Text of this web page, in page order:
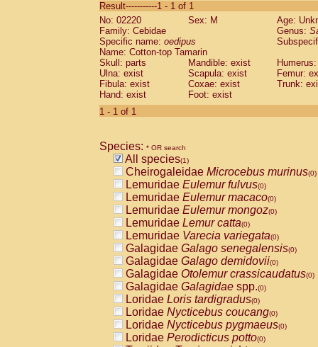
CebidaeSaguinus labiatus(0)
Cebidae Saguinus leucopus (0)
Cebidae
CebidaeSaguinus mystax
Cebidae Saguinus nigricollis (0)
Cebidae Saguinus oedipus
Cebidae Saguinus weddelli
Cebidae Saguinusspp.
Cebidae
CebidaeCebus capucinus
CebidaeCebus nigrivittatus
CebidaeCebus spp.(0)
CebidaeSaimiri boliviensis(0)
CebidaeSaimiri sciureus(0)
AtelidaeAlouatta caraya(0)
AtelidaeAlouatta fusca(0)
AtelidaeAlouatta seniculus(0)
AtelidaeAlouattaspp.(0)
AtelidaeAteles belzebuth(0)
AtelidaeAteles geoffroyi(0)
AtelidaeAteles paniscus(0)
AtelidaeAtelesspp.(0)
AtelidaeLagothrix lagothricha(0)
AtelidaeLagothrix lagothricha cana
PitheciidaeCacajao calvus
Result-----------1 - 1 of 1
No: 02220
Sex: M
Age:
Family: Cebidae
Genus:
Specific name: oedipus
Name: Cotton-top Tamarin
Skull: parts
Mandible: exist
Ulna: exist
Scapula: exist
Femur:
Fibula: exist
Coxae: exist
Trunk:
Hand: exist
Foot: exist
1 - 1 of 1
Species: * OR search
All species(1)
Cheirogaleidae Microcebus murinus(0)
Lemuridae Eulemur fulvus(0)
Lemuridae Eulemur macaco(0)
Lemuridae Eulemur mongoz(0)
Lemuridae Lemur catta(0)
Lemuridae Varecia variegata(0)
Galagidae Galago senegalensis(0)
Galagidae Galago demidovii(0)
Galagidae Otolemur crassicaudatus(0)
Galagidae Galagidae spp.(0)
Loridae Loris tardigradus(0)
Loridae Nycticebus coucang(0)
Loridae Nycticebus pygmaeus(0)
Loridae Perodicticus potto(0)